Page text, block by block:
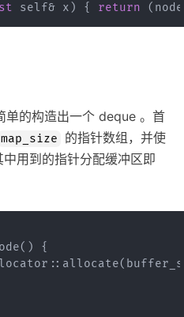
self& x ) { return ( node
单的构造出一个 deque 。首
map_size 的指针数组，并使
用到的指针分配缓冲区即
()
{
:: allocate(